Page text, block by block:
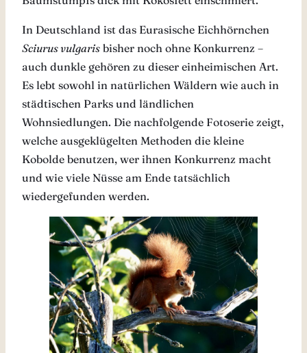
In Deutschland ist das Eurasische Eichhörnchen
Sciurus vulgaris bisher noch ohne Konkurrenz –
auch dunkle gehören zu dieser einheimischen Art.
Es lebt sowohl in natürlichen Wäldern wie auch in
städtischen Parks und ländlichen
Wohnsiedlungen. Die nachfolgende Fotoserie zeigt,
welche ausgeklügelten Methoden die kleine
Kobolde benutzen, wer ihnen Konkurrenz macht
und wie viele Nüsse am Ende tatsächlich
wiedergefunden werden.